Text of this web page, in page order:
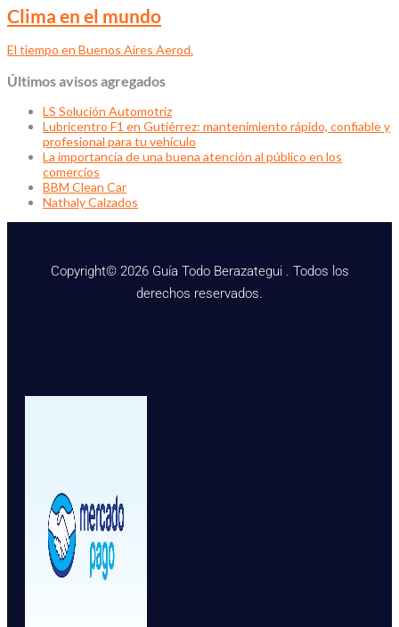
Clima en el mundo
El tiempo en Buenos Aires Aerod.
Últimos avisos agregados
LS Solución Automotriz
Lubricentro F1 en Gutiérrez: mantenimiento rápido, confiable y
profesional para tu vehículo
La importancia de una buena atención al público en los
comercios
BBM Clean Car
Nathaly Calzados
Copyright© 2026 Guía Todo Berazategui . Todos los
derechos reservados.